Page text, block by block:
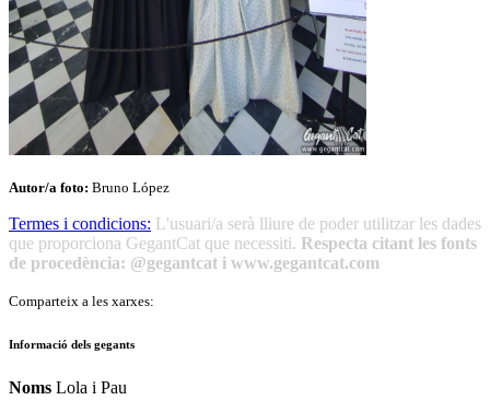
Autor/a foto: Bruno López
Termes i condicions: L'usuari/a serà lliure de poder utilitzar les dades
que proporciona GegantCat que necessiti. Respecta citant les fonts
de procedència: @gegantcat i www.gegantcat.com
Comparteix a les xarxes:
Informació dels gegants
Noms Lola i Pau